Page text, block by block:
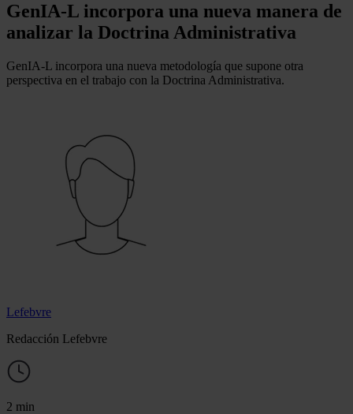
GenIA-L incorpora una nueva manera de
analizar la Doctrina Administrativa
GenIA-L incorpora una nueva metodología que supone otra
perspectiva en el trabajo con la Doctrina Administrativa.
Lefebvre
Redacción Lefebvre
2 min